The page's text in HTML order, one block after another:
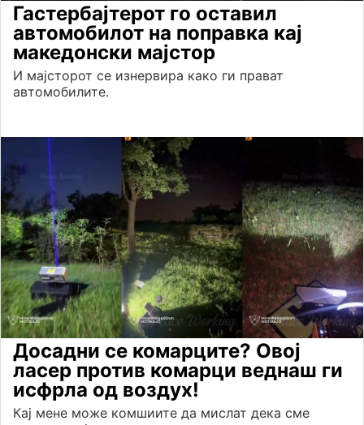
Гастербајтерот го оставил
автомобилот на поправка кај
македонски мајстор
И мајсторот се изнервира како ги прават
автомобилите.
Досадни се комарците? Овој
ласер против комарци веднаш ги
исфрла од воздух!
Кај мене може комшиите да мислат дека сме